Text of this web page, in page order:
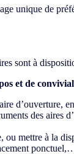
unique de
sont à
et de
d’ouverture,
des aires
ou mettre à la